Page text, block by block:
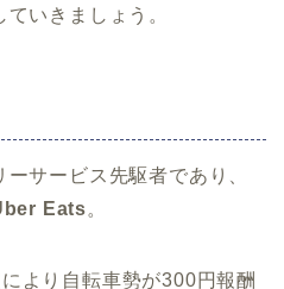
いきましょう。
サービス先駆者であり、
Eats。
より自転車勢が300円報酬